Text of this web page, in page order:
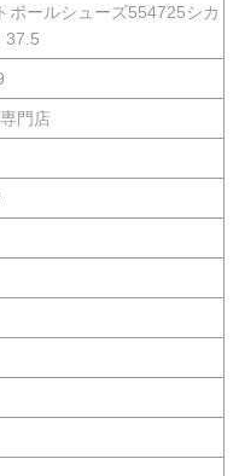
ボールシューズ554725シカ
37.5
門店